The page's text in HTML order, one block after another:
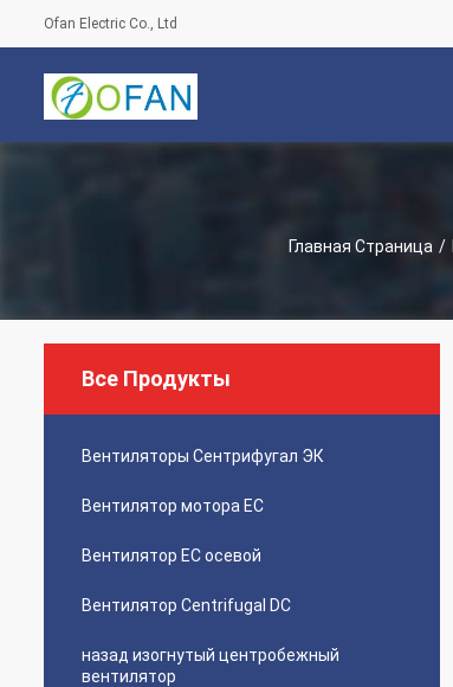
Ofan Electric Co., Ltd
Главная Страница /
Все Продукты
Вентиляторы Сентрифугал ЭК
Вентилятор мотора EC
Вентилятор EC осевой
Вентилятор Centrifugal DC
назад изогнутый центробежный
вентилятор